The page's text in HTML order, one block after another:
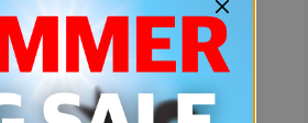
예상치 못한 에러입니다.